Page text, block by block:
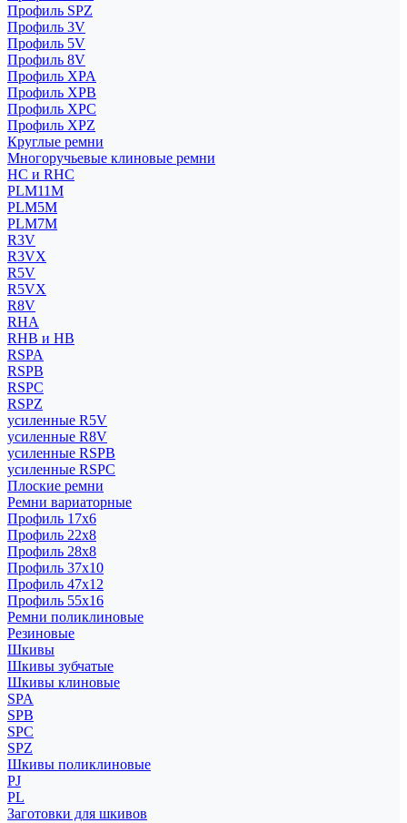
Профиль SPZ
Профиль 3V
Профиль 5V
Профиль 8V
Профиль XPA
Профиль XPB
Профиль XPC
Профиль XPZ
Круглые ремни
Многоручьевые клиновые ремни
HC и RHC
PLM11M
PLM5M
PLM7M
R3V
R3VX
R5V
R5VX
R8V
RHA
RHB и HB
RSPA
RSPB
RSPC
RSPZ
усиленные R5V
усиленные R8V
усиленные RSPB
усиленные RSPC
Плоские ремни
Ремни вариаторные
Профиль 17x6
Профиль 22x8
Профиль 28x8
Профиль 37x10
Профиль 47x12
Профиль 55x16
Ремни поликлиновые
Резиновые
Шкивы
Шкивы зубчатые
Шкивы клиновые
SPA
SPB
SPC
SPZ
Шкивы поликлиновые
PJ
PL
Заготовки для шкивов